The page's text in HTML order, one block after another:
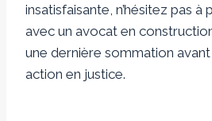
insatisfaisante, n’hésitez pas
avec un avocat en
une dernière sommation
action en justice.